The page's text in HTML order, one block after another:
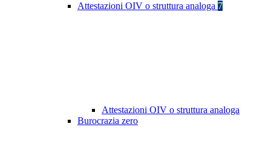
Attestazioni OIV o struttura analoga 7
Attestazioni OIV o struttura analoga
Burocrazia zero